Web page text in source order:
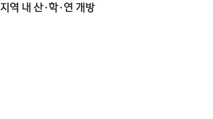
지역 내 산·학·연 개방